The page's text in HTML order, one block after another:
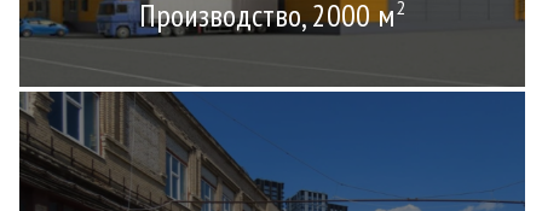
Производство, 2000 м2